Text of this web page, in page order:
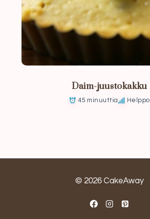
Daim-juustokakku
45 minuuttia Helppo
© 2026 CakeAway